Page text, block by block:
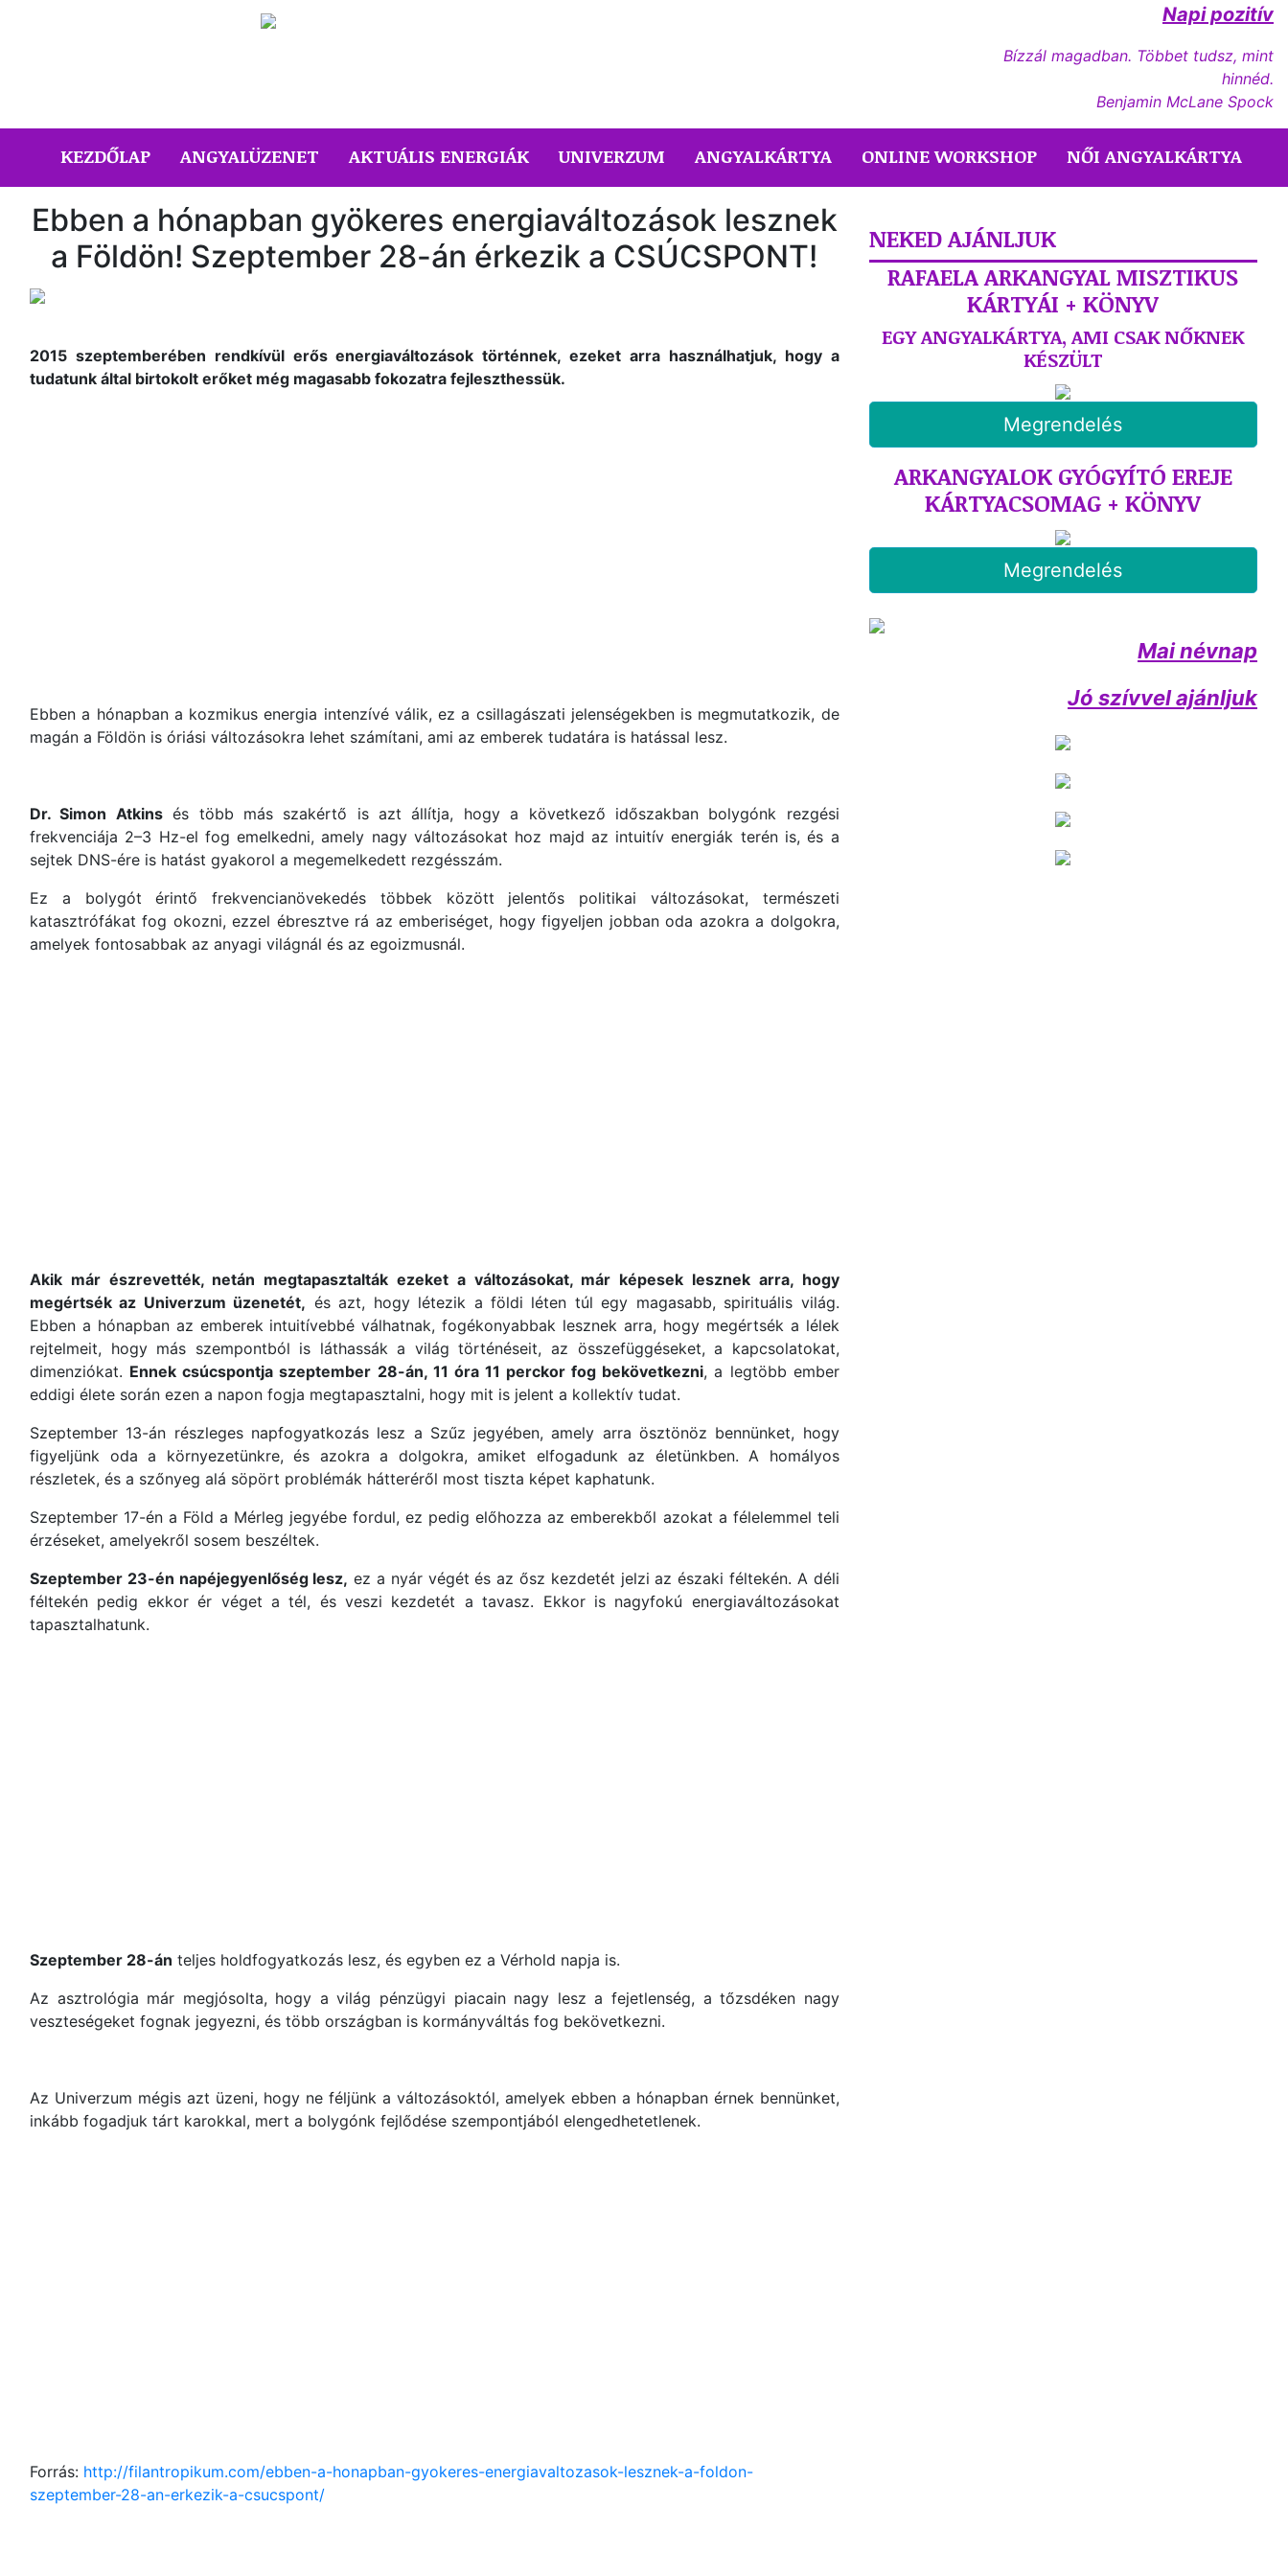
Napi pozitív
Bízzál magadban. Többet tudsz, mint
hinnéd.
Benjamin McLane Spock
KEZDŐLAP(CURRENT)
ANGYALÜZENET AKTUÁLIS ENERGIÁK UNIVERZUM ANGYALKÁRTYA ONLINE WORKSHOP NŐI ANGYALKÁRTYA
Ebben a hónapban gyökeres energiaváltozások lesznek
a Földön! Szeptember 28-án érkezik a CSÚCSPONT!
2015 szeptemberében rendkívül erős energiaváltozások történnek, ezeket arra használhatjuk, hogy a
tudatunk által birtokolt erőket még magasabb fokozatra fejleszthessük.
Ebben a hónapban a kozmikus energia intenzívé válik, ez a csillagászati jelenségekben is megmutatkozik, de
magán a Földön is óriási változásokra lehet számítani, ami az emberek tudatára is hatással lesz.
Dr. Simon Atkinsés több más szakértő is azt állítja, hogy a következő időszakban bolygónk rezgési
frekvenciája 2–3 Hz-el fog emelkedni, amely nagy változásokat hoz majd az intuitív energiák terén is, és a
sejtek DNS-ére is hatást gyakorol a megemelkedett rezgésszám.
Ez a bolygót érintő frekvencianövekedés többek között jelentős politikai változásokat, természeti
katasztrófákat fog okozni, ezzel ébresztve rá az emberiséget, hogy figyeljen jobban oda azokra a dolgokra,
amelyek fontosabbak az anyagi világnál és az egoizmusnál.
Akik már észrevették, netán megtapasztalták ezeket a változásokat, már képesek lesznek arra, hogy
megértsék az Univerzum üzenetét, és azt, hogy létezik a földi léten túl egy magasabb, spirituális világ.
Ebben a hónapban az emberek intuitívebbé válhatnak, fogékonyabbak lesznek arra, hogy megértsék a lélek
rejtelmeit, hogy más szempontból is láthassák a világ történéseit, az összefüggéseket, a kapcsolatokat,
dimenziókat. Ennek csúcspontja szeptember 28-án, 11 óra 11 perckor fog bekövetkezni, a legtöbb ember
eddigi élete során ezen a napon fogja megtapasztalni, hogy mit is jelent a kollektív tudat.
Szeptember 13-án részleges napfogyatkozás lesz a Szűz jegyében, amely arra ösztönöz bennünket, hogy
figyeljünk oda a környezetünkre, és azokra a dolgokra, amiket elfogadunk az életünkben. A homályos
részletek, és a szőnyeg alá söpört problémák hátteréről most tiszta képet kaphatunk.
Szeptember 17-én a Föld a Mérleg jegyébe fordul, ez pedig előhozza az emberekből azokat a félelemmel teli
érzéseket, amelyekről sosem beszéltek.
Szeptember 23-én napéjegyenlőség lesz, ez a nyár végét és az ősz kezdetét jelzi az északi féltekén. A déli
féltekén pedig ekkor ér véget a tél, és veszi kezdetét a tavasz. Ekkor is nagyfokú energiaváltozásokat
tapasztalhatunk.
Szeptember 28-án teljes holdfogyatkozás lesz, és egyben ez a Vérhold napja is.
Az asztrológia már megjósolta, hogy a világ pénzügyi piacain nagy lesz a fejetlenség, a tőzsdéken nagy
veszteségeket fognak jegyezni, és több országban is kormányváltás fog bekövetkezni.
Az Univerzum mégis azt üzeni, hogy ne féljünk a változásoktól, amelyek ebben a hónapban érnek bennünket,
inkább fogadjuk tárt karokkal, mert a bolygónk fejlődése szempontjából elengedhetetlenek.
Forrás: http://filantropikum.com/ebben-a-honapban-gyokeres-energiavaltozasok-lesznek-a-foldon-
szeptember-28-an-erkezik-a-csucspont/
NEKED AJÁNLJUK
RAFAELA ARKANGYAL MISZTIKUS
KÁRTYÁI + KÖNYV
EGY ANGYALKÁRTYA, AMI CSAK NŐKNEK
KÉSZÜLT
Megrendelés
ARKANGYALOK GYÓGYÍTÓ EREJE
KÁRTYACSOMAG + KÖNYV
Megrendelés
Mai névnap
Jó szívvel ajánljuk